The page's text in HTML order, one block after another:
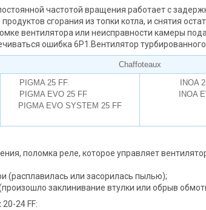
частотой вращения работает с
сгорания из топки котла, и снятия
вентилятора или неисправности камеры
ошибка 6P1.Вентилятор турбированного
Сhaffoteaux
PIGMA 25 FF.
PIGMA EVO 25 FF
PIGMA EVO SYSTEM 25 FF
INOA
поломка реле, которое управляет
(расплавилась или засорилась пылью);
заклинивание втулки или обрыв
24 FF: